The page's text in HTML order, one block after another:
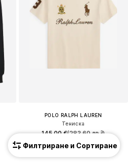
POLO RALPH LAUREN
Тениска
145,00 €(283,60 лв.³)
Филтриране и Сортиране